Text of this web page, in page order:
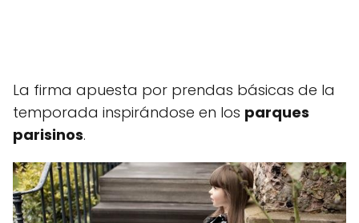
La firma apuesta por prendas básicas de la
temporada inspirándose en los parques
parisinos.